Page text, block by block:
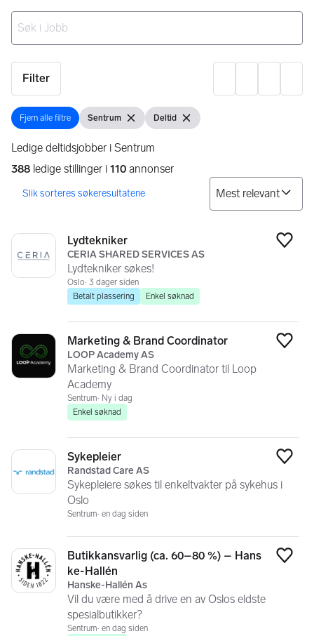
Filter
Fjern alle filtre
Fjern alle filtre Vis filter
Sentrum Fjern filterVis filter
Deltid Fjern filter
Ledige deltidsjobber i Sentrum
388 ledige stillinger i 110 annonser
Søkeresultater
Lydtekniker
CERIA SHARED SERVICES AS
Lydtekniker søkes!
Oslo 3 dager siden
Betalt plassering
Enkel søknad
Marketing & Brand Coordinator
LOOP Academy AS
Marketing & Brand Coordinator til Loop
Academy
Sentrum Ny i dag
Enkel søknad
Sykepleier
Randstad Care AS
Sykepleiere søkes til enkeltvakter på sykehus i
Oslo
Sentrum en dag siden
Butikkansvarlig (ca. 60–80 %) – Hans
ke-Hallén
Hanske-Hallén As
Vil du være med å drive en av Oslos eldste
spesialbutikker?
Sentrum en dag siden